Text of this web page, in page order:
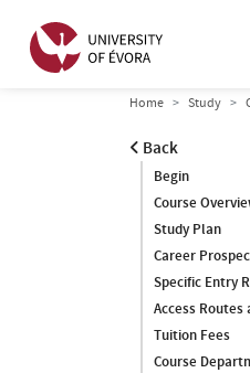
Home Study
Back
Begin
Course
Study Plan
Career
Specific Entry
Access
Tuition Fees
Course